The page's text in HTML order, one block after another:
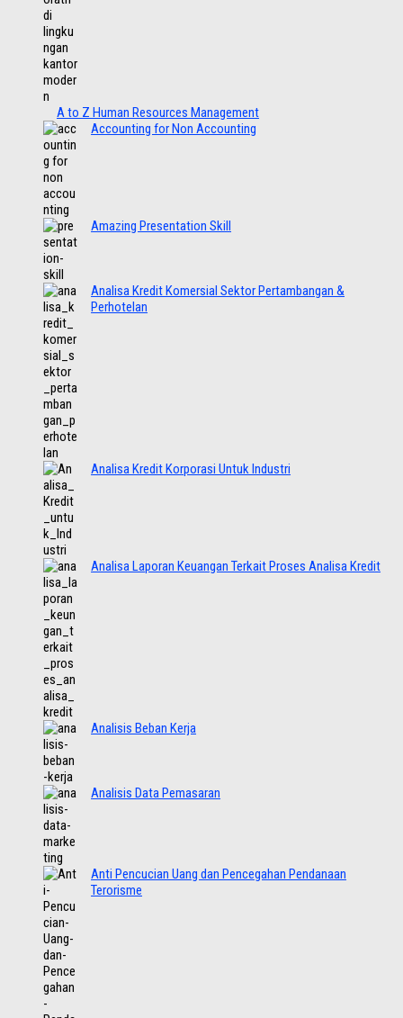
A to Z Human Resources Management
Accounting for Non Accounting
Amazing Presentation Skill
Analisa Kredit Komersial Sektor Pertambangan &
Perhotelan
Analisa Kredit Korporasi Untuk Industri
Analisa Laporan Keuangan Terkait Proses Analisa Kredit
Analisis Beban Kerja
Analisis Data Pemasaran
Anti Pencucian Uang dan Pencegahan Pendanaan
Terorisme